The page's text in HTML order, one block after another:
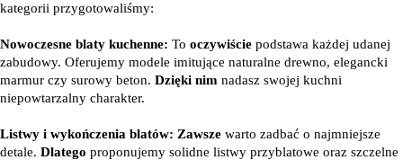
kategorii przygotowaliśmy:
Nowoczesne blaty kuchenne: To oczywiście podstawa każdej udanej
zabudowy. Oferujemy modele imitujące naturalne drewno, elegancki
marmur czy surowy beton. Dzięki nim nadasz swojej kuchni
niepowtarzalny charakter.
Listwy i wykończenia blatów: Zawsze warto zadbać o najmniejsze
detale. Dlatego proponujemy solidne listwy przyblatowe oraz szczelne